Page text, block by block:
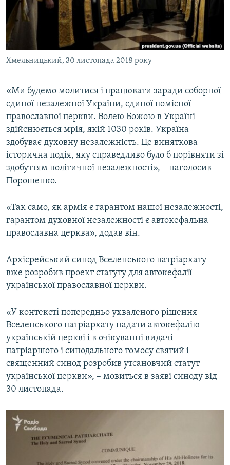
Хмельницький, 30 листопада 2018 року
«Ми будемо молитися і працювати заради соборної
єдиної незалежної України, єдиної помісної
православної церкви. Волею Божою в Україні
здійснюється мрія, якій 1030 років. Україна
здобуває духовну незалежність. Це виняткова
історична подія, яку справедливо було б порівняти зі
здобуттям політичної незалежності», – наголосив
Порошенко.
«Так само, як армія є гарантом нашої незалежності,
гарантом духовної незалежності є автокефальна
православна церква», додав він.
Архієрейський синод Вселенського патріархату
вже розробив проект статуту для автокефалії
української православної церкви.
«У контексті попередньо ухваленого рішення
Вселенського патріархату надати автокефалію
українській церкві і в очікуванні видачі
патріаршого і синодального томосу святий і
священний синод розробив утсановчий cтатут
української церкви», – мовиться в заяві синоду від
30 листопада.